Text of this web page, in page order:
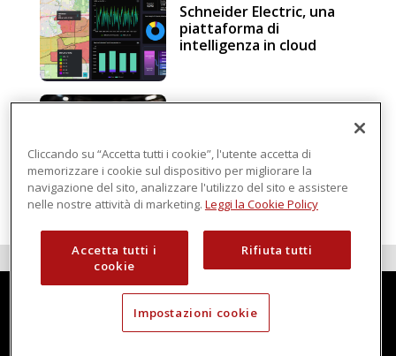
Schneider Electric, una
piattaforma di
intelligenza in cloud
Regolamento macchine
Cliccando su “Accetta tutti i cookie”, l'utente accetta di
memorizzare i cookie sul dispositivo per migliorare la
navigazione del sito, analizzare l'utilizzo del sito e assistere
nelle nostre attività di marketing. Leggi la Cookie Policy
Accetta tutti i
cookie
Rifiuta tutti
Impostazioni cookie